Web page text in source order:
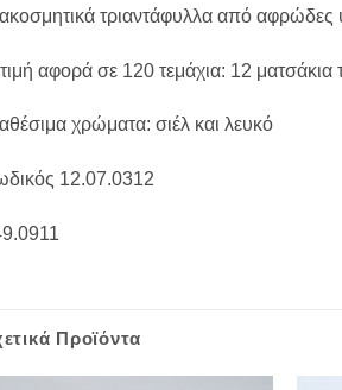
τριαντάφυλλα από αφρώδες
αφορά σε 120 τεμάχια: 12 ματσάκια
χρώματα: σιέλ και λευκό
12.07.0312
Προϊόντα